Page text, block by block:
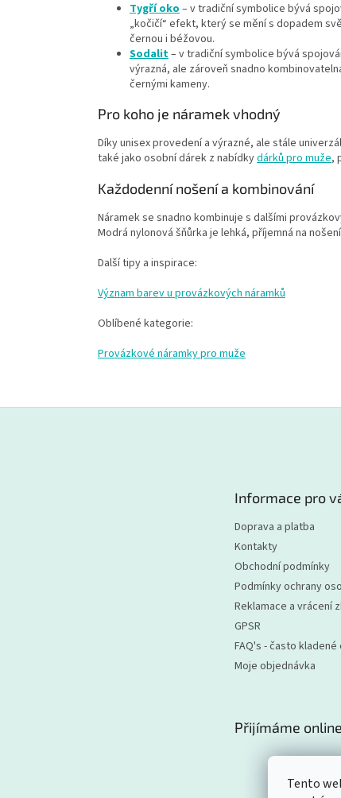
Tento
Tygří oko– v tradiční symbolice bývá
„kočičí“ efekt, který se mění s dopadem
černou i béžovou.
Sodalit– v tradiční symbolice bývá
výrazná, ale zároveň snadno
černými kameny.
Pro koho je náramek vhodný
Díky unisex provedení a výrazné, ale stále
také jako osobní dárek z nabídkydárků pro muže,
Každodenní nošení a kombinování
Náramek se snadno kombinuje s dalšími
Modrá nylonová šňůrka je lehká, příjemná na
Další tipy a inspirace:
Význam barev u provázkových náramků
Oblíbené kategorie:
Provázkové náramky pro muže
Informace pro
Doprava a platba
Kontakty
Obchodní podmínky
Podmínky ochrany
Reklamace a vrácení
GPSR
FAQ's - často
Moje objednávka
Přijímáme